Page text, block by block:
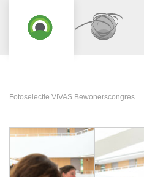
Fotoselectie VIVAS Bewonerscongres